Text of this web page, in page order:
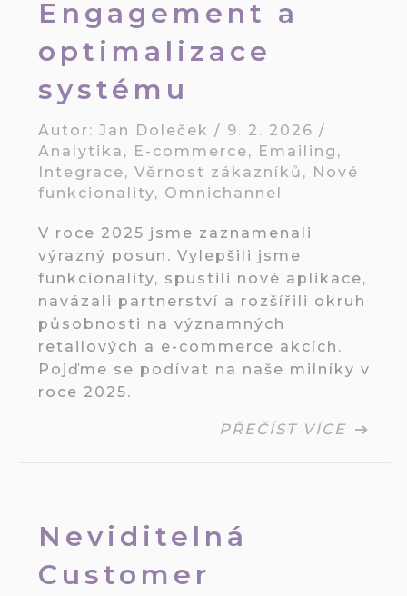
Engagement a
optimalizace
systému
Autor:Jan Doleček / 9. 2. 2026/
Analytika , E-commerce, Emailing ,
Integrace,Věrnost zákazníků , Nové
funkcionality, Omnichannel
V roce 2025 jsme zaznamenali
výrazný posun. Vylepšili jsme
funkcionality, spustili nové aplikace,
navázali partnerství a rozšířili okruh
působnosti na významných
retailových a e-commerce akcích.
Pojďme se podívat na naše milníky v
roce 2025.
PŘEČÍST VÍCE
Neviditelná
Customer